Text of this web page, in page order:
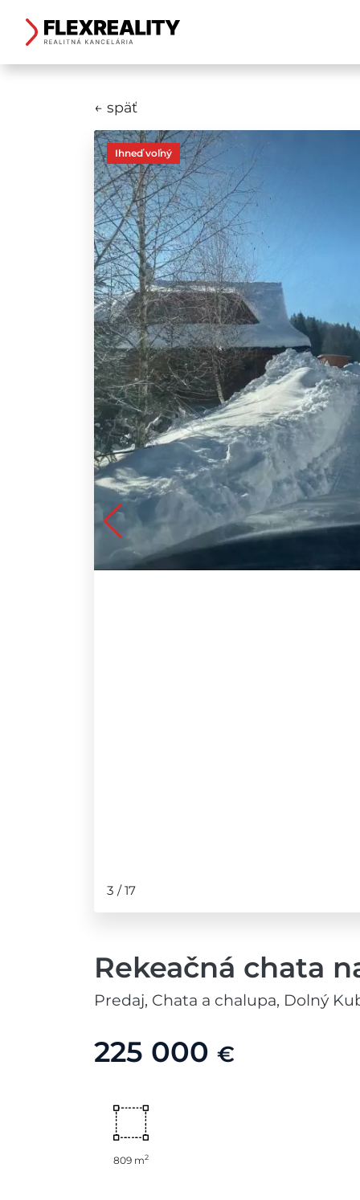
← späť
3 /17
Ihneď voľný
Rekeačná chata
Predaj, Chata a chalupa, Dolný
225 000 €
809 m2